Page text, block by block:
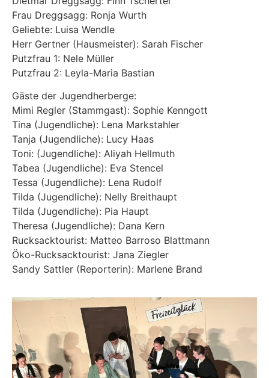
Frau Dreggsagg: Ronja Wurth
Geliebte: Luisa Wendle
Herr Gertner (Hausmeister): Sarah Fischer
Putzfrau 1: Nele Müller
Putzfrau 2: Leyla-Maria Bastian
Gäste der Jugendherberge:
Mimi Regler (Stammgast): Sophie Kenngott
Tina (Jugendliche): Lena Markstahler
Tanja (Jugendliche): Lucy Haas
Toni: (Jugendliche): Aliyah Hellmuth
Tabea (Jugendliche): Eva Stencel
Tessa (Jugendliche): Lena Rudolf
Tilda (Jugendliche): Nelly Breithaupt
Tilda (Jugendliche): Pia Haupt
Theresa (Jugendliche): Dana Kern
Rucksacktourist: Matteo Barroso Blattmann
Öko-Rucksacktourist: Jana Ziegler
Sandy Sattler (Reporterin): Marlene Brand